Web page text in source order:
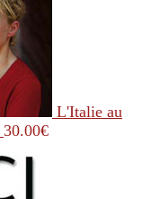
L'Italie au
30.00€